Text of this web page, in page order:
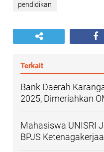
pendidikan
Terkait
Bank Daerah
2025, Dimeriahkan
Mahasiswa UNISRI
BPJS